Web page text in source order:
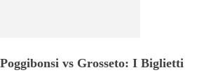
Poggibonsi vs Grosseto: I Biglietti